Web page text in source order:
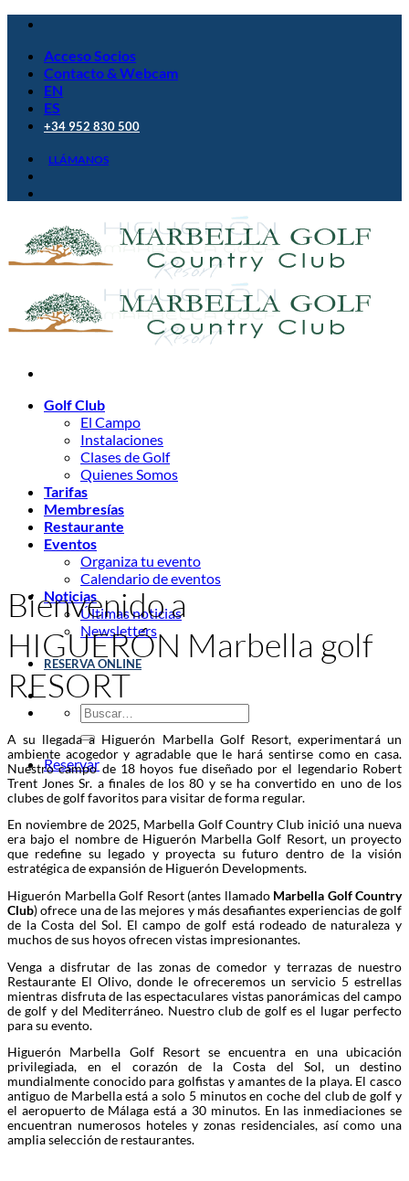
Saltar
contenidoAcceso Socios
Contacto & Webcam
EN
ES
+34 952 830 500
LLÁMANOS
Golf Club
El Campo
Instalaciones
Clases de Golf
Quienes Somos
Tarifas
Membresías
Restaurante
Eventos
Organiza tu evento
Calendario de eventos
Noticias
Últimas noticias
Newsletters
RESERVA ONLINE
Reservar
Bienvenido a
HIGUERÓN Marbella golf
RESORT
A su llegada a Higuerón Marbella Golf Resort, experimentará un
ambiente acogedor y agradable que le hará sentirse como en casa.
Nuestro campo de 18 hoyos fue diseñado por el legendario Robert
Trent Jones Sr. a finales de los 80 y se ha convertido en uno de los
clubes de golf favoritos para visitar de forma regular.
En noviembre de 2025, Marbella Golf Country Club inició una nueva
era bajo el nombre de Higuerón Marbella Golf Resort, un proyecto
que redefine su legado y proyecta su futuro dentro de la visión
estratégica de expansión de Higuerón Developments.
Higuerón Marbella Golf Resort (antes llamado Marbella Golf Country
Club) ofrece una de las mejores y más desafiantes experiencias de golf
de la Costa del Sol. El campo de golf está rodeado de naturaleza y
muchos de sus hoyos ofrecen vistas impresionantes.
Venga a disfrutar de las zonas de comedor y terrazas de nuestro
Restaurante El Olivo, donde le ofreceremos un servicio 5 estrellas
mientras disfruta de las espectaculares vistas panorámicas del campo
de golf y del Mediterráneo. Nuestro club de golf es el lugar perfecto
para su evento.
Higuerón Marbella Golf Resort se encuentra en una ubicación
privilegiada, en el corazón de la Costa del Sol, un destino
mundialmente conocido para golfistas y amantes de la playa. El casco
antiguo de Marbella está a solo 5 minutos en coche del club de golf y
el aeropuerto de Málaga está a 30 minutos. En las inmediaciones se
encuentran numerosos hoteles y zonas residenciales, así como una
amplia selección de restaurantes.